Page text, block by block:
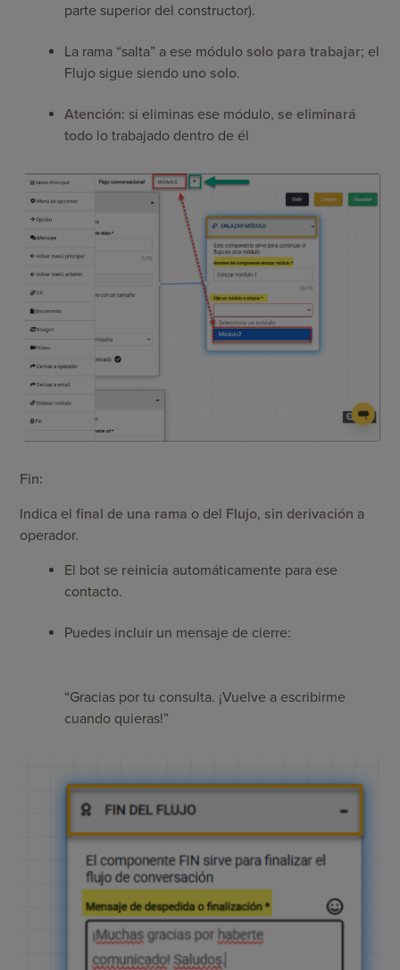
parte superior del constructor).
La rama “salta” a ese módulosolo para trabajar; el
Flujo sigue siendo uno solo.
Atención: si eliminas ese módulo,se eliminará
todo lo trabajado dentro de él
Fin:
Indica elfinal de una rama o del Flujo,sin derivación a
operador.
El bot se reinicia automáticamente para ese
contacto.
Puedes incluir un mensaje de cierre:
“Gracias por tu consulta. ¡Vuelve a escribirme
cuando quieras!”